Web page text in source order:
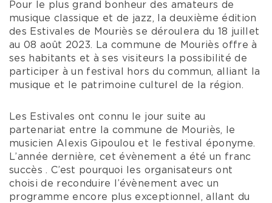
Pour le plus grand bonheur des amateurs de
musique classique et de jazz, la deuxième édition
des Estivales de Mouriès se déroulera du 18 juillet
au 08 août 2023. La commune de Mouriès offre à
ses habitants et à ses visiteurs la possibilité de
participer à un festival hors du commun, alliant la
musique et le patrimoine culturel de la région.
Les Estivales ont connu le jour suite au
partenariat entre la commune de Mouriès, le
musicien Alexis Gipoulou et le festival éponyme.
L’année dernière, cet évènement a été un franc
succès . C’est pourquoi les organisateurs ont
choisi de reconduire l’évènement avec un
programme encore plus exceptionnel, allant du